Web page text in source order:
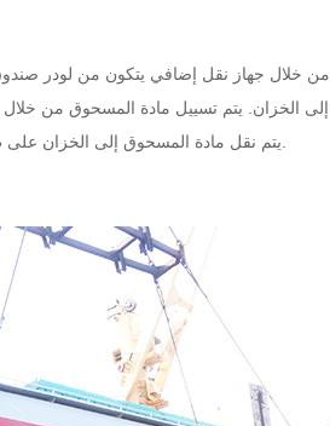
خلال جهاز نقل إضافي يتكون من لودر
الخزان. يتم تسييل مادة المسحوق من